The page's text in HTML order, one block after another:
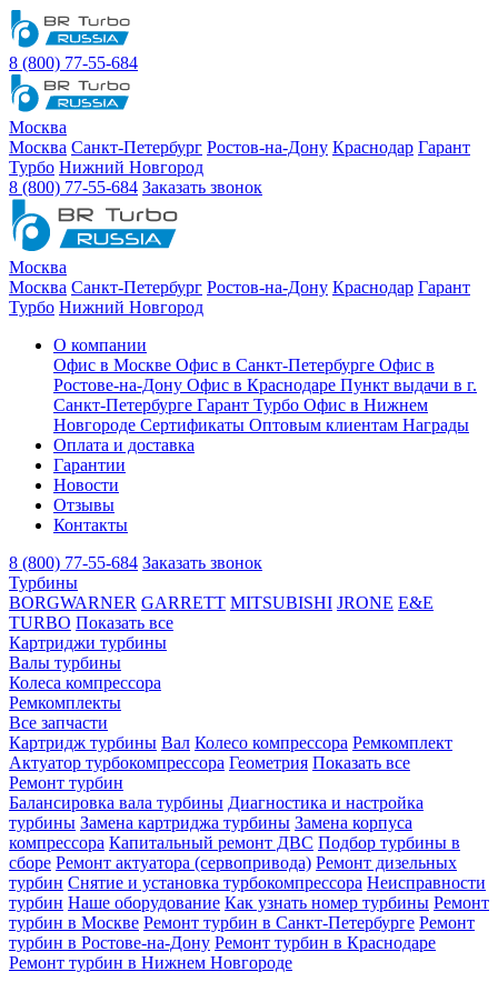
8 (800) 77-55-684
Москва
Москва Санкт-Петербург Ростов-на-Дону Краснодар Гарант
Турбо Нижний Новгород
8 (800) 77-55-684 Заказать звонок
Москва
Москва Санкт-Петербург Ростов-на-Дону Краснодар Гарант
Турбо Нижний Новгород
О компании
Офис в Москве Офис в Санкт-Петербурге Офис в
Ростове-на-Дону Офис в Краснодаре Пункт выдачи в г.
Санкт-Петербурге Гарант Турбо Офис в Нижнем
Новгороде Сертификаты Оптовым клиентам Награды
Оплата и доставка
Гарантии
Новости
Отзывы
Контакты
8 (800) 77-55-684 Заказать звонок
Турбины
BORGWARNER GARRETT MITSUBISHI JRONE E&E
TURBO Показать все
Картриджи турбины
Валы турбины
Колеса компрессора
Ремкомплекты
Все запчасти
Картридж турбины Вал Колесо компрессора Ремкомплект
Актуатор турбокомпрессора Геометрия Показать все
Ремонт турбин
Балансировка вала турбины Диагностика и настройка
турбины Замена картриджа турбины Замена корпуса
компрессора Капитальный ремонт ДВС Подбор турбины в
сборе Ремонт актуатора (сервопривода) Ремонт дизельных
турбин Снятие и установка турбокомпрессора Неисправности
турбин Наше оборудование Как узнать номер турбины Ремонт
турбин в Москве Ремонт турбин в Санкт-Петербурге Ремонт
турбин в Ростове-на-Дону Ремонт турбин в Краснодаре
Ремонт турбин в Нижнем Новгороде